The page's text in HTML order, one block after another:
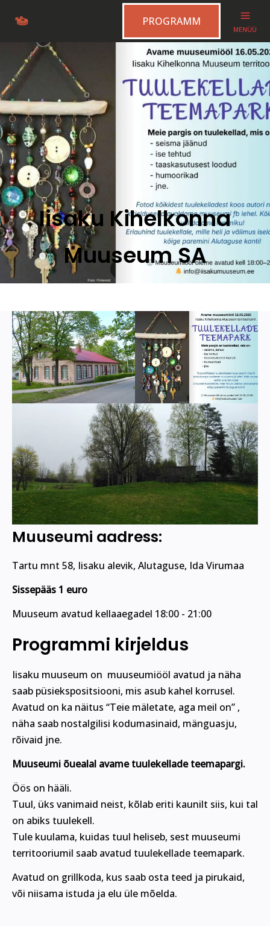
PROGRAMM
MENÜÜ
Iisaku Kihelkonna
Muuseum SA
Muuseumi aadress:
Tartu mnt 58, Iisaku alevik, Alutaguse, Ida Virumaa
Sissepääs 1 euro
Muuseum avatud kellaaegadel 18:00 - 21:00
Programmi kirjeldus
Iisaku muuseum on muuseumiööl avatud ja näha
saab püsiekspositsiooni, mis asub kahel korrusel.
Avatud on ka näitus “Teie mäletate, aga meil on” ,
näha saab nostalgilisi kodumasinaid, mänguasju,
rõivaid jne.
Muuseumi õuealal avame tuulekellade teemapargi.
Öös on hääli.
Tuul, üks vanimaid neist, kõlab eriti kaunilt siis, kui tal
on abiks tuulekell.
Tule kuulama, kuidas tuul heliseb, sest muuseumi
territooriumil saab avatud tuulekellade teemapark.
Avatud on grillkoda, kus saab osta teed ja pirukaid,
või niisama istuda ja elu üle mõelda.